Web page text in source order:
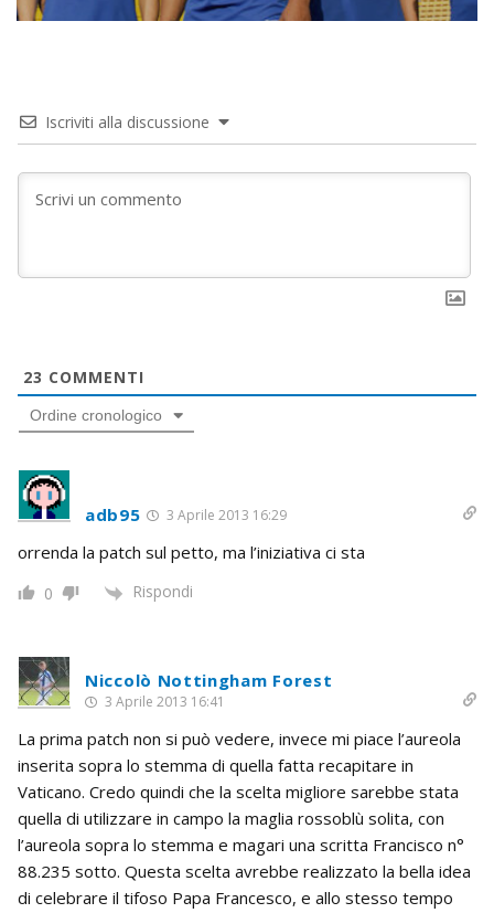
Iscriviti alla discussione
23 COMMENTI
Ordine cronologico
adb95 3 Aprile 2013 16:29
orrenda la patch sul petto, ma l’iniziativa ci sta
0 Rispondi
Niccolò Nottingham Forest
3 Aprile 2013 16:41
La prima patch non si può vedere, invece mi piace l’aureola
inserita sopra lo stemma di quella fatta recapitare in
Vaticano. Credo quindi che la scelta migliore sarebbe stata
quella di utilizzare in campo la maglia rossoblù solita, con
l’aureola sopra lo stemma e magari una scritta Francisco n°
88.235 sotto. Questa scelta avrebbe realizzato la bella idea
di celebrare il tifoso Papa Francesco, e allo stesso tempo